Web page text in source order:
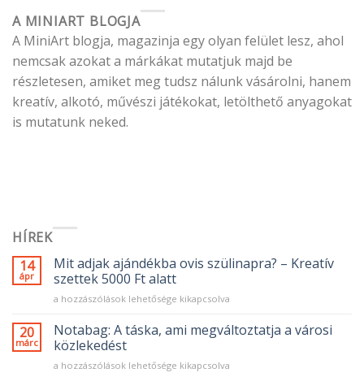
A MINIART BLOGJA
A MiniArt blogja, magazinja egy olyan felület lesz, ahol
nemcsak azokat a márkákat mutatjuk majd be
részletesen, amiket meg tudsz nálunk vásárolni, hanem
kreatív, alkotó, művészi játékokat, letölthető anyagokat
is mutatunk neked.
HÍREK
14
ápr
Mit adjak ajándékba ovis szülinapra? – Kreatív
szettek 5000 Ft alatt
Mit
ajándékba
ovis
szülinapra?
–
a hozzászólások lehetősége kikapcsolva
20
márc
Notabag: A táska, ami megváltoztatja a városi
közlekedést
Notabag:
a hozzászólások lehetősége kikapcsolva